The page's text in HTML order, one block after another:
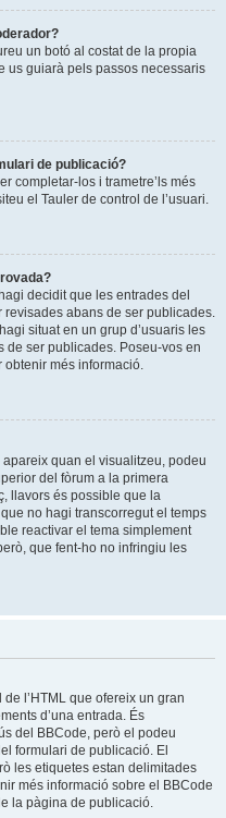
un botó al costat de la propia
us guiarà pels passos necessaris
de publicació?
completar-los i trametre’ls més
el Tauler de control de l’usuari.
decidit que les entrades del
abans de ser publicades.
situat en un grup d’usuaris les
de ser publicades. Poseu-vos en
obtenir més informació.
apareix quan el visualitzeu, podeu
del fòrum a la primera
llavors és possible que la
no hagi transcorregut el temps
reactivar el tema simplement
que fent-ho no infringiu les
l’HTML que ofereix un gran
d’una entrada. És
del BBCode, però el podeu
formulari de publicació. El
les etiquetes estan delimitades
més informació sobre el BBCode
la pàgina de publicació.